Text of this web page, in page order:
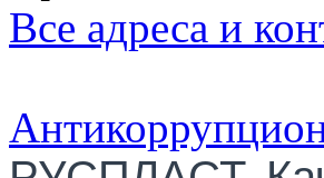
Все адреса и